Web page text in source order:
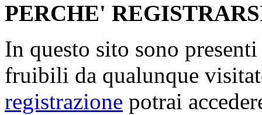
PERCHE'
In questo sito sono
fruibili da qualunque
registrazione potrai